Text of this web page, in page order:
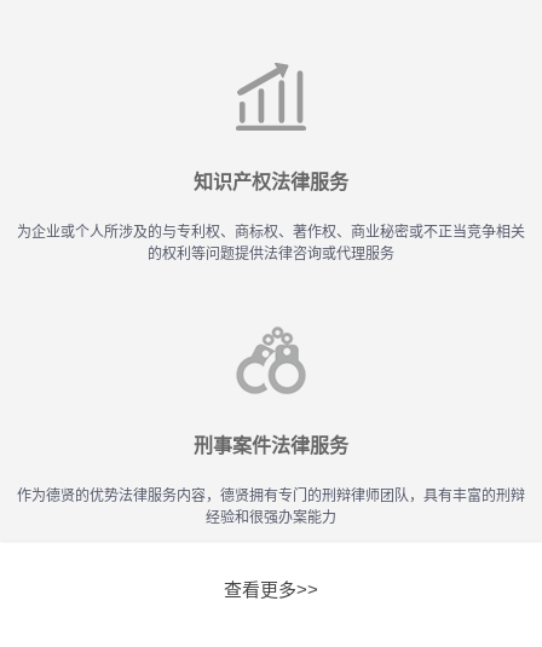
知识产权法律服务
为企业或个人所涉及的与专利权、商标权、著作权、商业秘密或不正当竞争相关
的权利等问题提供法律咨询或代理服务
刑事案件法律服务
作为德贤的优势法律服务内容，德贤拥有专门的刑辩律师团队，具有丰富的刑辩
经验和很强办案能力
查看更多>>